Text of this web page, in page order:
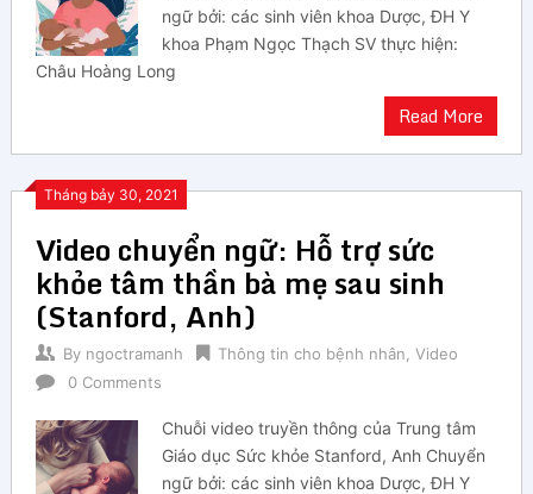
ngữ bởi: các sinh viên khoa Dược, ĐH Y
khoa Phạm Ngọc Thạch SV thực hiện:
Châu Hoàng Long
Read More
Tháng bảy 30, 2021
Video chuyển ngữ: Hỗ trợ sức
khỏe tâm thần bà mẹ sau sinh
(Stanford, Anh)
By ngoctramanh Thông tin cho bệnh nhân Video
0 Comments
Chuỗi video truyền thông của Trung tâm
Giáo dục Sức khỏe Stanford, Anh Chuyển
ngữ bởi: các sinh viên khoa Dược, ĐH Y